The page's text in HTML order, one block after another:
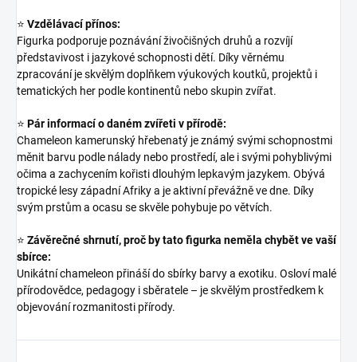
⭐ Vzdělávací přínos:
Figurka podporuje poznávání živočišných druhů a rozvíjí
představivost i jazykové schopnosti dětí. Díky věrnému
zpracování je skvělým doplňkem výukových koutků, projektů i
tematických her podle kontinentů nebo skupin zvířat.
⭐ Pár informací o daném zvířeti v přírodě:
Chameleon kamerunský hřebenatý je známý svými schopnostmi
měnit barvu podle nálady nebo prostředí, ale i svými pohyblivými
očima a zachycením kořisti dlouhým lepkavým jazykem. Obývá
tropické lesy západní Afriky a je aktivní převážně ve dne. Díky
svým prstům a ocasu se skvěle pohybuje po větvích.
⭐ Závěrečné shrnutí, proč by tato figurka neměla chybět ve vaší
sbírce:
Unikátní chameleon přináší do sbírky barvy a exotiku. Osloví malé
přírodovědce, pedagogy i sběratele – je skvělým prostředkem k
objevování rozmanitosti přírody.